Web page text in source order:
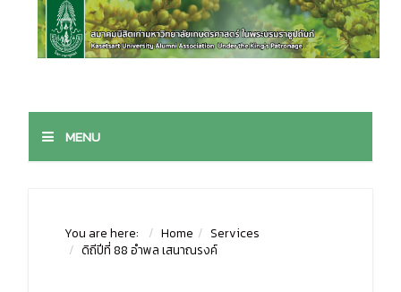
MENU
You are here: Home
Services
ดิถีปีที่ 88 อำพล เสนาณรงค์